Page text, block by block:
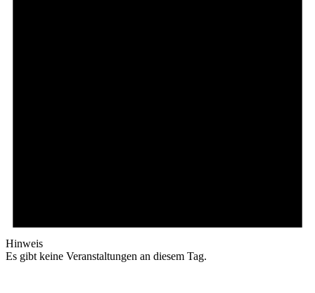
Hinweis
Es gibt keine Veranstaltungen an diesem Tag.